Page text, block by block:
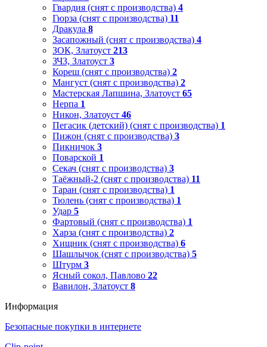
Гвардия (снят с производства) 4
Гюрза (снят с производства) 11
Дракула 8
Засапожный (снят с производства) 4
ЗОК, Златоуст 213
ЗЧЗ, Златоуст 3
Кореш (снят с производства) 2
Мангуст (снят с производства) 2
Мастерская Лапшина, Златоуст 65
Нерпа 1
Никон, Златоуст 46
Пегасик (детский) (снят с производства) 1
Пижон (снят с производства) 3
Пикничок 3
Поварской 1
Секач (снят с производства) 3
Таёжный-2 (снят с производства) 11
Таран (снят с производства) 1
Тюлень (снят с производства) 1
Удар 5
Фартовый (снят с производства) 1
Харза (снят с производства) 2
Хищник (снят с производства) 6
Шашлычок (снят с производства) 5
Штурм 3
Ясный сокол, Павлово 22
Вавилон, Златоуст 8
Информация
Безопасные покупки в интернете